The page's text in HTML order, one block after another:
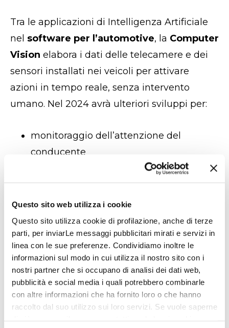
Questo sito web utilizza i cookie
Questo sito utilizza cookie di profilazione, anche di terze
parti, per inviarLe messaggi pubblicitari mirati e servizi in
linea con le sue preferenze. Condividiamo inoltre le
informazioni sul modo in cui utilizza il nostro sito con i
nostri partner che si occupano di analisi dei dati web,
pubblicità e social media i quali potrebbero combinarle
con altre informazioni che ha fornito loro o che hanno
raccolto dal suo utilizzo sui loro servizi. Se vuole saperne
Tra le applicazioni di Intelligenza Artificiale
nel software per l’automotive, la Computer
Vision elabora i dati delle telecamere e dei
sensori installati nei veicoli per attivare
azioni in tempo reale, senza intervento
umano. Nel 2024 avrà ulteriori sviluppi per:
monitoraggio dell’attenzione del
conducente
riconoscimento automatico dei segnali
parcheggio automatico
frenate di emergenza
mantenimento avanzato della corsia
Nella guida autonoma l’automezzo compie
manovre complesse. Il trend porterà a
un’ulteriore messa a punto di azioni da